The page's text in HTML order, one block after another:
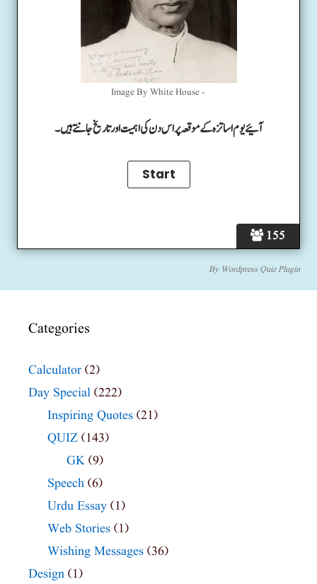
155
Image By White House -
آئیے یوم اساتزہ کے موقعہ پر اس دن کی اہمیت اور تاریخ جانتے ہیں۔
By Wordpress Quiz Plugin
Categories
Calculator (2)
Day Special (222)
Inspiring Quotes (21)
QUIZ (143)
GK (9)
Speech (6)
Urdu Essay (1)
Web Stories (1)
Wishing Messages (36)
Design (1)